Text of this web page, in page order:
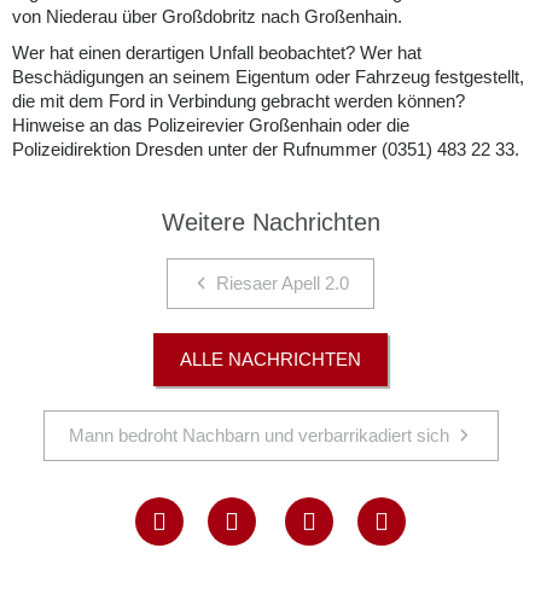
von Niederau über Großdobritz nach Großenhain.
Wer hat einen derartigen Unfall beobachtet? Wer hat
Beschädigungen an seinem Eigentum oder Fahrzeug festgestellt,
die mit dem Ford in Verbindung gebracht werden können?
Hinweise an das Polizeirevier Großenhain oder die
Polizeidirektion Dresden unter der Rufnummer (0351) 483 22 33.
Weitere Nachrichten
Riesaer Apell 2.0
ALLE NACHRICHTEN
Mann bedroht Nachbarn und verbarrikadiert sich